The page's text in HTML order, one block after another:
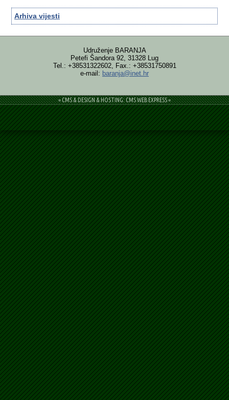
Arhiva vijesti
Udruženje BARANJA
Petefi Šandora 92, 31328 Lug
Tel.: +38531322602, Fax.: +38531750891
e-mail: baranja@inet.hr
= CMS & DESIGN & HOSTING: CMS WEB EXPRESS =